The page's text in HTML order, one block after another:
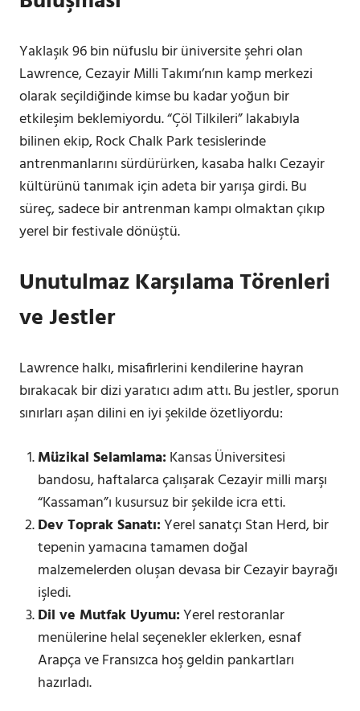
Yaklaşık 96 bin nüfuslu bir üniversite şehri olan
Lawrence, Cezayir Milli Takımı’nın kamp merkezi
olarak seçildiğinde kimse bu kadar yoğun bir
etkileşim beklemiyordu. “Çöl Tilkileri” lakabıyla
bilinen ekip, Rock Chalk Park tesislerinde
antrenmanlarını sürdürürken, kasaba halkı Cezayir
kültürünü tanımak için adeta bir yarışa girdi. Bu
süreç, sadece bir antrenman kampı olmaktan çıkıp
yerel bir festivale dönüştü.
Unutulmaz Karşılama Törenleri
ve Jestler
Lawrence halkı, misafirlerini kendilerine hayran
bırakacak bir dizi yaratıcı adım attı. Bu jestler, sporun
sınırları aşan dilini en iyi şekilde özetliyordu:
Müzikal Selamlama:Kansas Üniversitesi
bandosu, haftalarca çalışarak Cezayir milli marşı
“Kassaman”ı kusursuz bir şekilde icra etti.
Dev Toprak Sanatı:Yerel sanatçı Stan Herd, bir
tepenin yamacına tamamen doğal
malzemelerden oluşan devasa bir Cezayir bayrağı
işledi.
Dil ve Mutfak Uyumu:Yerel restoranlar
menülerine helal seçenekler eklerken, esnaf
Arapça ve Fransızca hoş geldin pankartları
hazırladı.